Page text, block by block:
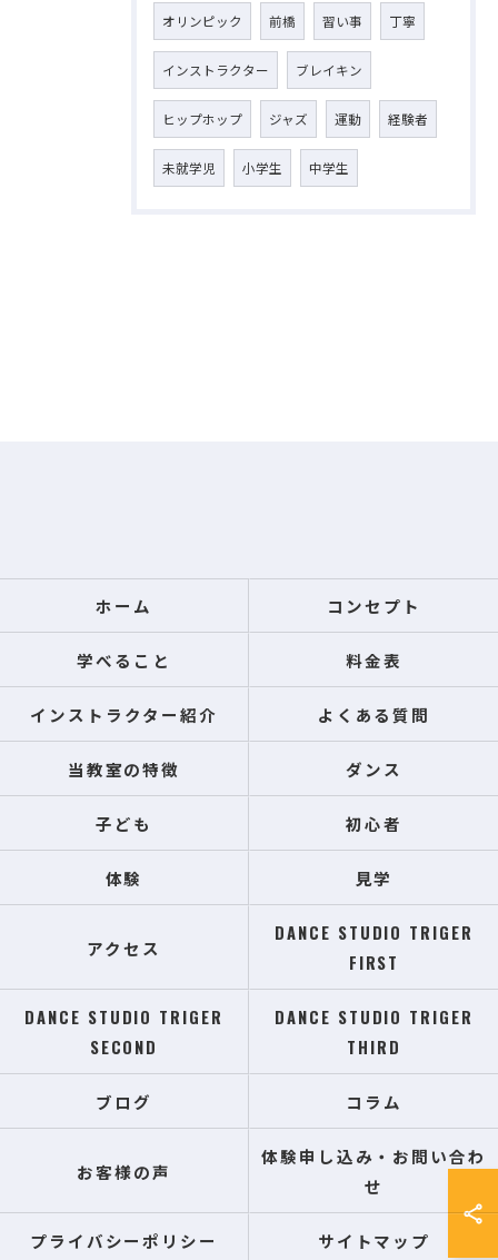
オリンピック 前橋 習い事 丁寧
インストラクター ブレイキン
ヒップホップ ジャズ 運動 経験者
未就学児 小学生 中学生
ホーム コンセプト
学べること 料金表
インストラクター紹介 よくある質問
当教室の特徴 ダンス
子ども 初心者
体験 見学
アクセス
DANCE STUDIO TRIGER
FIRST
DANCE STUDIO TRIGER
SECOND
DANCE STUDIO TRIGER
THIRD
ブログ コラム
お客様の声
体験申し込み・お問い合わ
せ
プライバシーポリシー サイトマップ